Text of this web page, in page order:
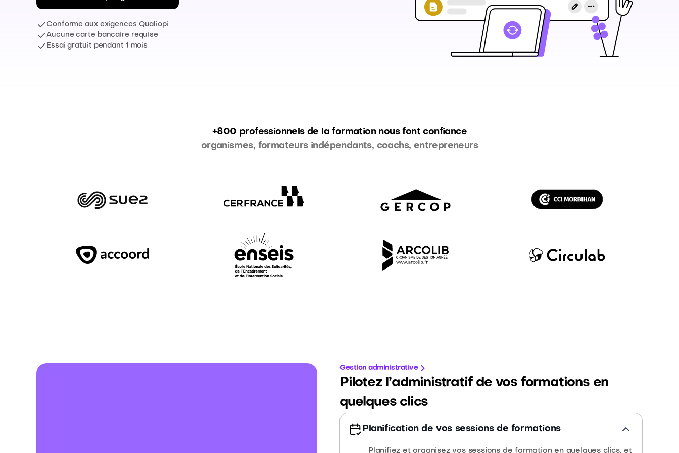
Conforme aux exigences Qualiopi
Aucune carte bancaire requise
Essai gratuit pendant 1 mois
+800 professionnels de la formation nous font confiance
organismes, formateurs indépendants, coachs, entrepreneurs
Gestion administrative
Pilotez l’administratif de vos formations en
quelques clics
Planification de vos sessions de formations
Planifiez et organisez vos sessions de formation en quelques clics, et